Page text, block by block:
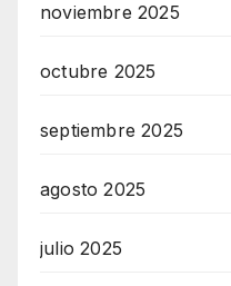
noviembre 2025
octubre 2025
septiembre 2025
agosto 2025
julio 2025